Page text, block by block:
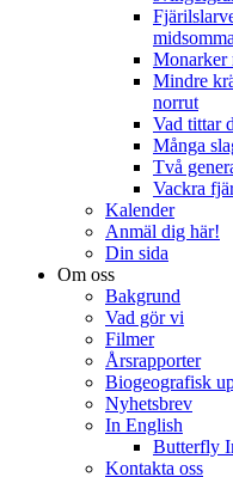
Monarker
Mindre
norrut
Vad tittar
Många
Två
Vackra
Kalender
Anmäl dig här!
Din sida
Om oss
Bakgrund
Vad gör vi
Filmer
Årsrapporter
Biogeografisk
Nyhetsbrev
In English
Butterfly
Kontakta oss